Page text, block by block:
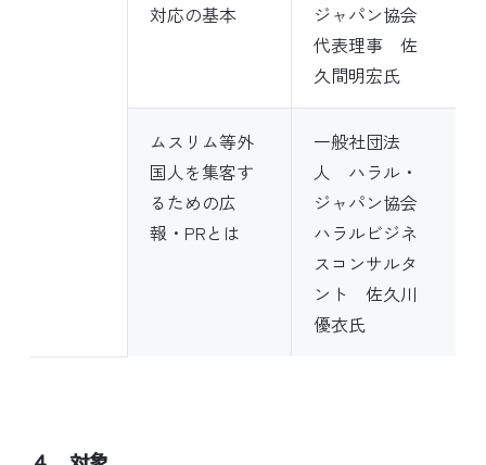
対応の基本
ジャパン協会
代表理事 佐
久間明宏氏
ムスリム等外
国人を集客す
るための広
報・PRとは
一般社団法
人 ハラル・
ジャパン協会
ハラルビジネ
スコンサルタ
ント 佐久川
優衣氏